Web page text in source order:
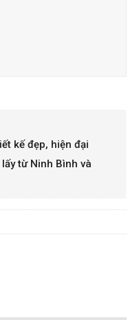
kế đẹp, hiện đại
từ Ninh Bình và